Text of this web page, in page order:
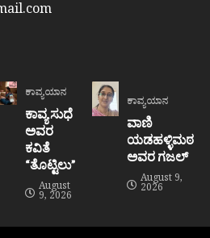
ಕಾವ್ಯಯಾನ
ಕಾವ್ಯ ಸುಧೆ
ಅವರ
ಕವಿತೆ
“ತೊಟ್ಟಿಲು”
August
9, 2026
ಕಾವ್ಯಯಾನ
ವಾಣಿ
ಯಡಹಳ್ಳಿಮಠ
ಅವರ ಗಜಲ್
August 9,
2026